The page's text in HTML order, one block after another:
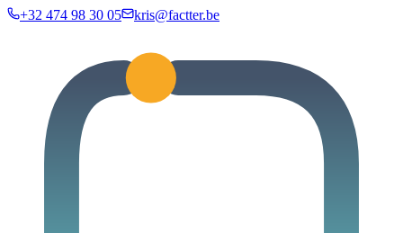
+32 474 98 30 05 kris@factter.be